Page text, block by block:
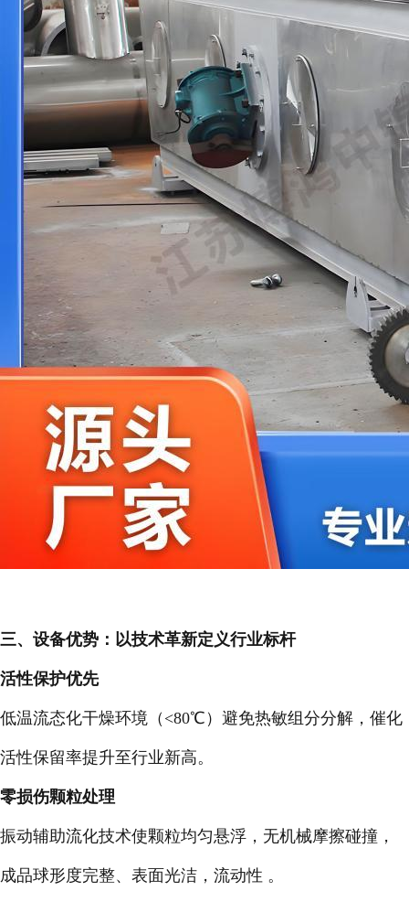
三、设备优势：以技术革新定义行业标杆
活性保护优先
低温流态化干燥环境（<80℃）避免热敏组分分解，催化
活性保留率提升至行业新高。
零损伤颗粒处理
振动辅助流化技术使颗粒均匀悬浮，无机械摩擦碰撞，
成品球形度完整、表面光洁，流动性 。